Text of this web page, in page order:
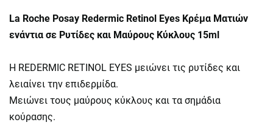
La Roche Posay Redermic Retinol Eyes Κρέμα Ματιών
ενάντια σε Ρυτίδες και Μαύρους Κύκλους 15ml
H REDERMIC RETINOL EYES μειώνει τις ρυτίδες και
λειαίνει την επιδερμίδα.
Μειώνει τους μαύρους κύκλους και τα σημάδια
κούρασης.